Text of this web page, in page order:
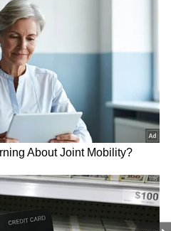
ಪ್ರಕರಣ
ಸರ್ಕಾರ ಮಧ್ಯಪ್ರವೇಶ
ಬಗ್ಗೆ ಕಾನೂನು ಇಲಾಖೆ,
ಚರ್ಚಿಸಿ ಸೂಕ್ತ
ಮುಖ್ಯಮಂತ್ರಿ ಬಸವರಾಜ
ಹೇಳಿದ್ದಾರೆ. ಗುರುವಾರ
ನಾಯಕ
ಮುಖ್ಯಮಂತ್ರಿ
ವಾಗ್ವಾದ ನಡೆಯುತ್ತಿದ್ದ ವೇಳೆ